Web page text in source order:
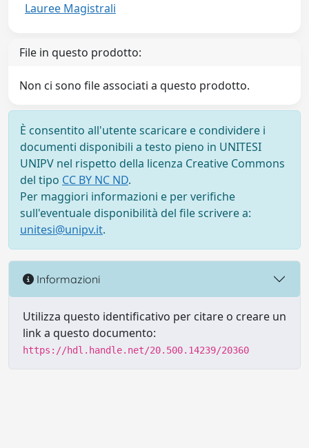
Lauree Magistrali
File in questo prodotto:
Non ci sono file associati a questo prodotto.
È consentito all'utente scaricare e condividere i
documenti disponibili a testo pieno in UNITESI
UNIPV nel rispetto della licenza Creative Commons
del tipo CC BY NC ND.
Per maggiori informazioni e per verifiche
sull'eventuale disponibilità del file scrivere a:
unitesi@unipv.it.
Informazioni
Utilizza questo identificativo per citare o creare un
link a questo documento:
https://hdl.handle.net/20.500.14239/20360